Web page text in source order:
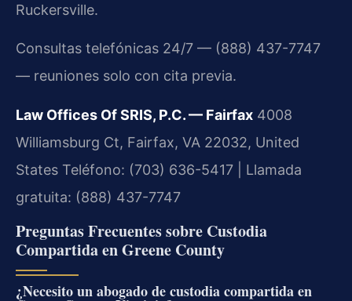
Ruckersville.
Consultas telefónicas 24/7 — (888) 437-7747
— reuniones solo con cita previa.
Law Offices Of SRIS, P.C. — Fairfax 4008
Williamsburg Ct, Fairfax, VA 22032, United
States Teléfono: (703) 636-5417 | Llamada
gratuita: (888) 437-7747
Preguntas Frecuentes sobre Custodia
Compartida en Greene County
¿Necesito un abogado de custodia compartida en